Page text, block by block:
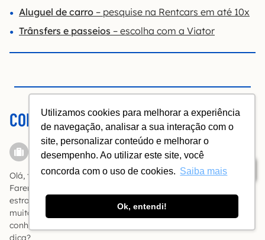
Utilizamos cookies para melhorar a experiência
de navegação, analisar a sua interação com o
site, personalizar conteúdo e melhorar o
desempenho. Ao utilizar este site, você
concorda com o uso de cookies. Saiba mais
Ok, entendi!
Índice
Aluguel de carro – pesquise na Rentcars em até 10x
Trânsfers e passeios – escolha com a Viator
COMENTÁRIOS
Cristiane
Responder
Olá, tudo bem?
Faremos Alemanha e Suíça no próximo inverno europeu, e
estrarei em Basel por 4 dias vindo de Munique. Gostaria
muito de fazer um trem panorâmico, porém, os mais
conhecidos fazem rotas mais ao sul do país. Teria alguma
dica?